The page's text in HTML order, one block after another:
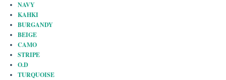
NAVY
KAHKI
BURGANDY
BEIGE
CAMO
STRIPE
O.D
TURQUOISE